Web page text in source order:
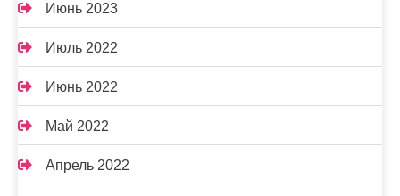
Июнь 2023
Июль 2022
Июнь 2022
Май 2022
Апрель 2022